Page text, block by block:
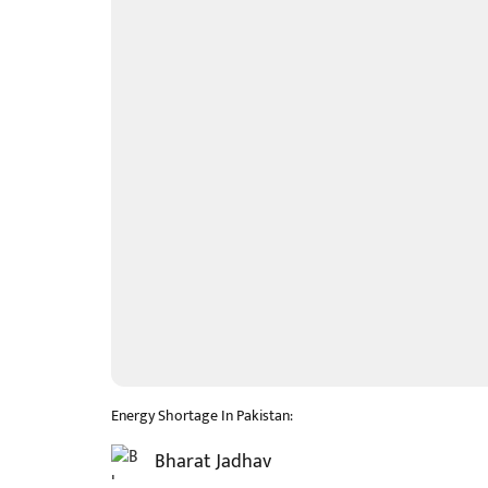
Energy Shortage In Pakistan:
Bharat Jadhav